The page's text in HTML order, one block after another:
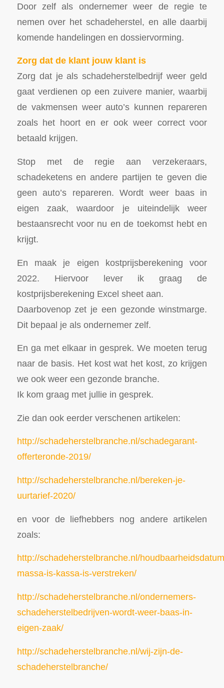
Door zelf als ondernemer weer de regie te
nemen over het schadeherstel, en alle daarbij
komende handelingen en dossiervorming.
Zorg dat de klant jouw klant is
Zorg dat je als schadeherstelbedrijf weer geld
gaat verdienen op een zuivere manier, waarbij
de vakmensen weer auto’s kunnen repareren
zoals het hoort en er ook weer correct voor
betaald krijgen.
Stop met de regie aan verzekeraars,
schadeketens en andere partijen te geven die
geen auto’s repareren. Wordt weer baas in
eigen zaak, waardoor je uiteindelijk weer
bestaansrecht voor nu en de toekomst hebt en
krijgt.
En maak je eigen kostprijsberekening voor
2022. Hiervoor lever ik graag de
kostprijsberekening Excel sheet aan.
Daarbovenop zet je een gezonde winstmarge.
Dit bepaal je als ondernemer zelf.
En ga met elkaar in gesprek. We moeten terug
naar de basis. Het kost wat het kost, zo krijgen
we ook weer een gezonde branche.
Ik kom graag met jullie in gesprek.
Zie dan ook eerder verschenen artikelen:
http://schadeherstelbranche.nl/schadegarant-
offerteronde-2019/
http://schadeherstelbranche.nl/bereken-je-
uurtarief-2020/
en voor de liefhebbers nog andere artikelen
zoals:
http://schadeherstelbranche.nl/
massa-is-kassa-is-verstreken/
http://schadeherstelbranche.nl/ondernemers-
schadeherstelbedrijven-wordt-weer-baas-in-
eigen-zaak/
http://schadeherstelbranche.nl/wij-zijn-de-
schadeherstelbranche/